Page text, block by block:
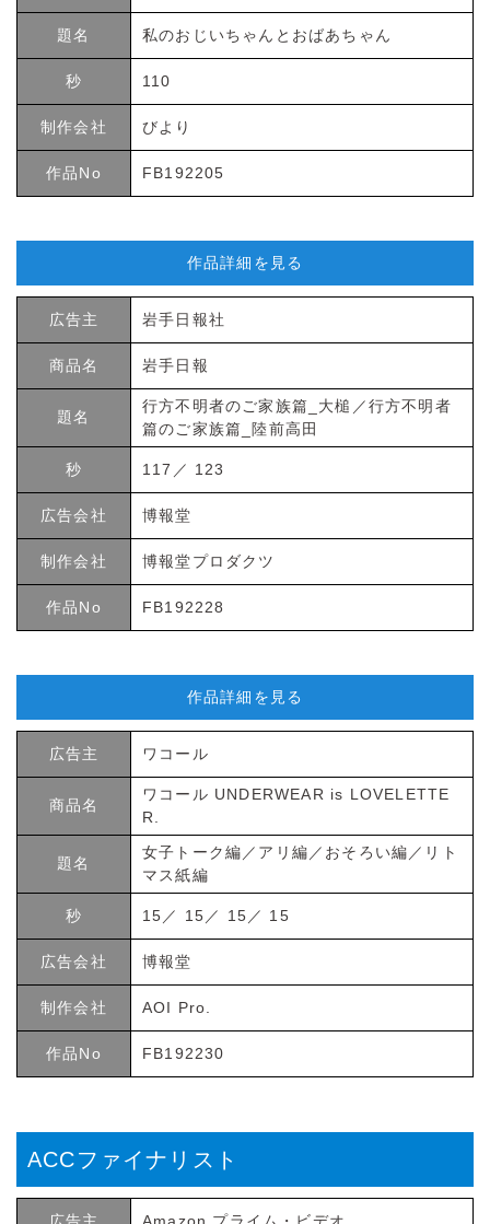
題名 私のおじいちゃんとおばあちゃん
秒 110
制作会社 びより
作品No FB192205
作品詳細を見る
広告主 岩手日報社
商品名 岩手日報
題名
行方不明者のご家族篇_大槌／行方不明者
篇のご家族篇_陸前高田
秒 117／ 123
広告会社 博報堂
制作会社 博報堂プロダクツ
作品No FB192228
作品詳細を見る
広告主 ワコール
商品名
ワコール UNDERWEAR is LOVELETTE
R.
題名
女子トーク編／アリ編／おそろい編／リト
マス紙編
秒 15／ 15／ 15／ 15
広告会社 博報堂
制作会社 AOI Pro.
作品No FB192230
ACCファイナリスト
広告主 Amazon プライム・ビデオ